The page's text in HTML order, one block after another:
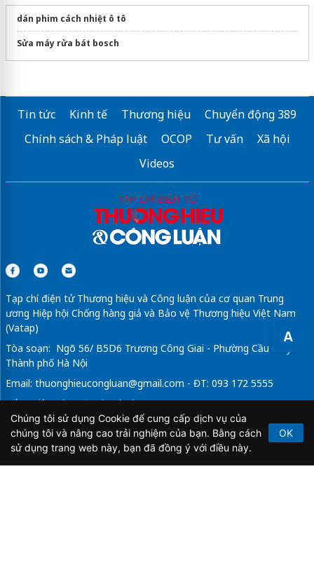
A
dán phim cách nhiệt ô tô
Sửa máy rửa bát bosch
Tin tức Kinh tế Thương hiệu
Chuyển động 389
Chính sách & Pháp luật
OCOP Tư vấn
Xã hội
Videos
Tạp chí điện tử Thương hiệu và Công luận của cơ quan Trung
ương Hiệp hội Chống hàng giả và Bảo vệ Thương hiệu Việt Nam
(Vatap)
Tòa soạn: Ngõ 56/ B5D6 Trương Công Giai - Phường Cầu Giấy -
Thành phố Hà Nội
Email: thuonghieucongluan@gmail.com - ĐT: 093 172 5555
Tổng Biên Tập: Vũ Đức Thuận
Giấy phép hoạt động báo chí điện tử số 64/GP-BTTTT do Bộ
Thông tin và Truyền thông cấp ngày 21/2/2020.
Chúng tôi sử dụng Cookie để cung cấp dịch vụ của
chúng tôi và nâng cao trải nghiệm của bạn. Bằng cách
sử dụng trang web này, bạn đã đồng ý với điều này.
OK